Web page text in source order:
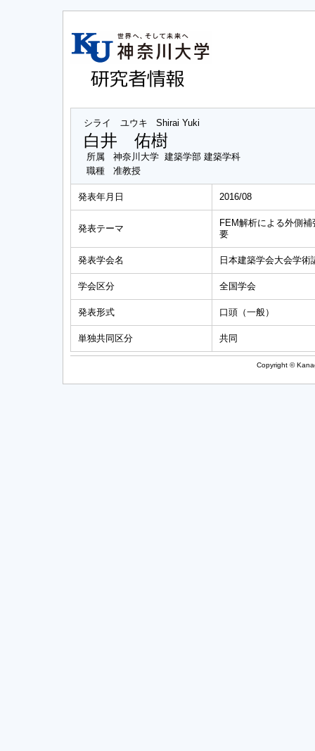
シライ ユウキ Shirai Yuki
白井 佑樹
所属
神奈川大学 建築学部 建築学科
職種
准教授
発表年月日 2016/08
発表テーマ
FEM解析による外側
要
発表学会名 日本建築学会大会学術
学会区分 全国学会
発表形式 口頭（一般）
単独共同区分 共同
Copyright ©